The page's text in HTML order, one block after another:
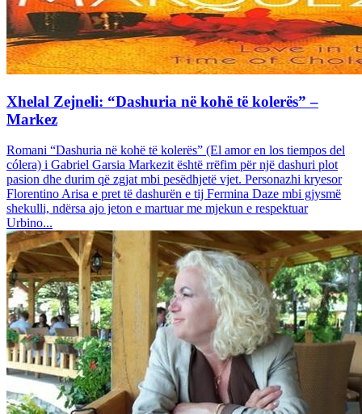
Xhelal Zejneli: “Dashuria në kohë të kolerës” –
Markez
Romani “Dashuria në kohë të kolerës” (El amor en los tiempos del
cólera) i Gabriel Garsia Markezit është rrëfim për një dashuri plot
pasion dhe durim që zgjat mbi pesëdhjetë vjet. Personazhi kryesor
Florentino Arisa e pret të dashurën e tij Fermina Daze mbi gjysmë
shekulli, ndërsa ajo jeton e martuar me mjekun e respektuar
Urbino...